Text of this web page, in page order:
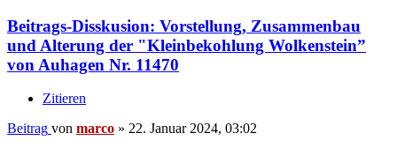
Beitrags-Disskusion: Vorstellung, Zusammenbau
und Alterung der "Kleinbekohlung Wolkenstein”
von Auhagen Nr. 11470
Zitieren
Beitrag von marco » 22. Januar 2024, 03:02